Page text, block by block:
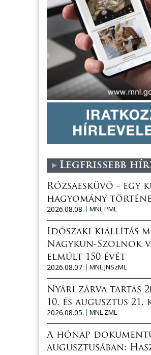
Legfrissebb
Rózsaesküvő - egy
hagyomány
2026.08.08.
MNL PML
Időszaki kiállítás
Nagykun-Szolnok
elmúlt 150 évét
2026.08.07.
MNL JNSzML
Nyári zárva tartás
10. és augusztus
2026.08.05.
MNL ZML
A hónap
augusztusában: